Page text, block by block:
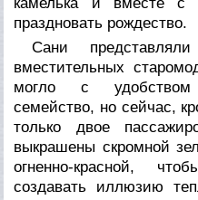
праздновать рождество.
Сани
вместительных
могло с удобством
семейство, но сейчас,
только двое
выкрашены скромной
огненно-красной,
создавать иллюзию